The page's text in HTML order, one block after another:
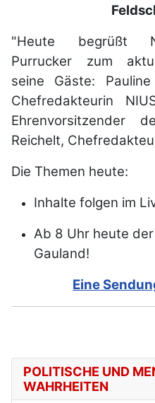
"Heute begrüßt
Purrucker zum
seine Gäste:
Chefredakteurin
Ehrenvorsitzender
Reichelt,
Die Themen heute:
Inhalte folgen im
Ab 8 Uhr heute
Gauland!
Eine
POLITISCHE UND
WAHRHEITEN